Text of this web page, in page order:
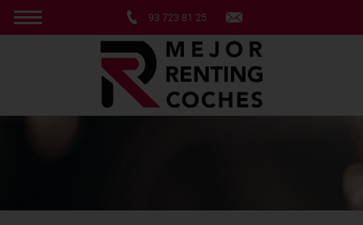
93 723 81 25